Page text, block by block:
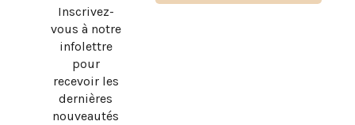
Inscrivez-
vous à notre
infolettre
pour
recevoir les
dernières
nouveautés